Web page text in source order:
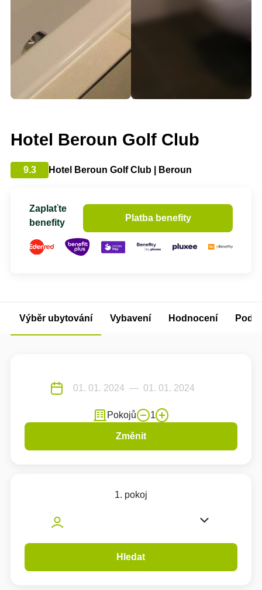
Hotel Beroun Golf Club
9.3 Hotel Beroun Golf Club | Beroun
Zaplaťte
benefity
Platba benefity
Výběr ubytování Vybavení Hodnocení
Pokojů 1
Změnit
1. pokoj
Hledat